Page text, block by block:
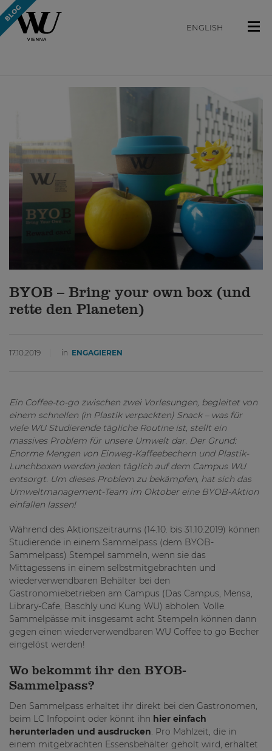
ENGLISH
BYOB – Bring your own box (und
rette den Planeten)
17.10.2019 in ENGAGIEREN
Ein Coffee-to-go zwischen zwei Vorlesungen, begleitet von
einem schnellen (in Plastik verpackten) Snack – was für
viele WU Studierende tägliche Routine ist, stellt ein
massives Problem für unsere Umwelt dar. Der Grund:
Enorme Mengen von Einweg-Kaffeebechern und Plastik-
Lunchboxen werden jeden täglich auf dem Campus WU
entsorgt. Um dieses Problem zu bekämpfen, hat sich das
Umweltmanagement-Team im Oktober eine BYOB-Aktion
einfallen lassen!
Während des Aktionszeitraums (14.10. bis 31.10.2019) können
Studierende in einem Sammelpass (dem BYOB-
Sammelpass) Stempel sammeln, wenn sie das
Mittagessens in einem selbstmitgebrachten und
wiederverwendbaren Behälter bei den
Gastronomiebetrieben am Campus (Das Campus, Mensa,
Library-​​Cafe, Baschly und Kung WU) abholen. Volle
Sammelpässe mit insgesamt acht Stempeln können dann
gegen einen wiederverwendbaren WU Coffee to go Becher
eingelöst werden!
Wo bekommt ihr den BYOB-
Sammelpass?
Den Sammelpass erhaltet ihr direkt bei den Gastronomen,
beim LC Infopoint oder könnt ihn hier einfach
herunterladen und ausdrucken. Pro Mahlzeit, die in
einem mitgebrachten Essensbehälter geholt wird, erhaltet